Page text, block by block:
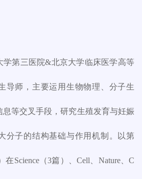
学第三医院&北京大学临床医学高等
导师，主要运用生物物理、分子生
等交叉手段，研究生殖发育与妊娠
分子的结构基础与作用机制。以第
Science（3篇）、Cell、Nature、C